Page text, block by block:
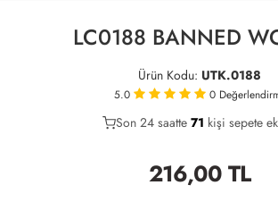
LC0188 BANNED
Ürün Kodu: UTK.0188
5.0 0
42
Son 24 saatte 71 kişi sepete
22
216,00TL